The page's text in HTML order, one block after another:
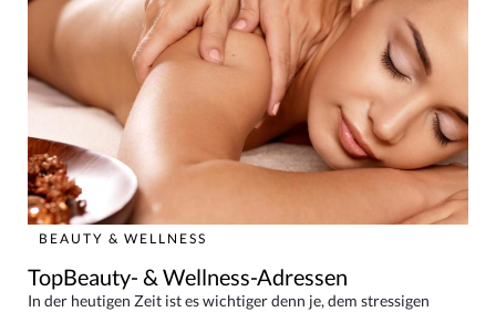
BEAUTY & WELLNESS
TopBeauty- & Wellness-Adressen
In der heutigen Zeit ist es wichtiger denn je, dem stressigen